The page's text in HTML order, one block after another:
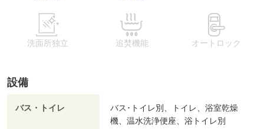
洗面所独立 追焚機能 オートロック
設備
バス・トイレ
バス･トイレ別、トイレ、浴室乾燥
機、温水洗浄便座、浴トイレ別